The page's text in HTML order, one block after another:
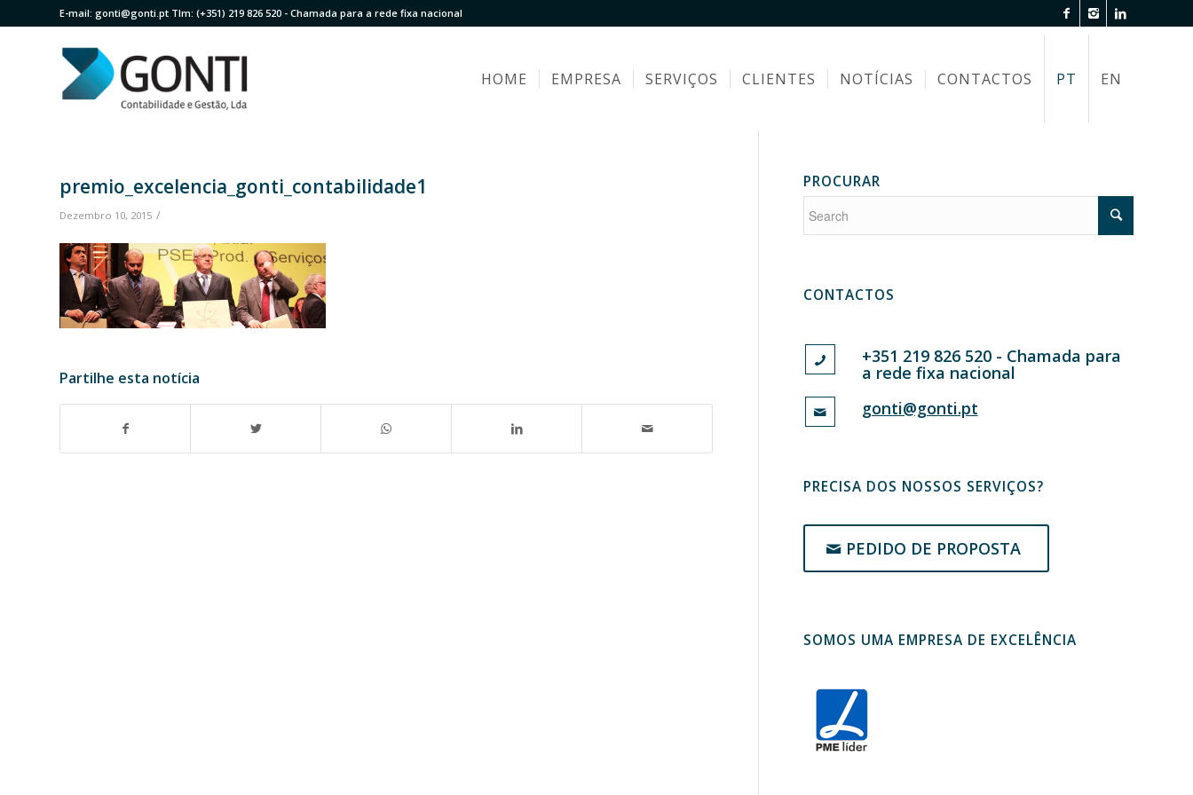
E-mail: gonti@gonti.pt Tlm: (+351) 219 826 520 - Chamada para a rede fixa nacional
HOME EMPRESA SERVIÇOS CLIENTES NOTÍCIAS CONTACTOS PT EN
premio_excelencia_gonti_contabilidade1
Dezembro 10, 2015 /
Partilhe esta notícia
PROCURAR
CONTACTOS
+351 219 826 520 - Chamada para
a rede fixa nacional
gonti@gonti.pt
PRECISA DOS NOSSOS SERVIÇOS?
PEDIDO DE PROPOSTA
SOMOS UMA EMPRESA DE EXCELÊNCIA